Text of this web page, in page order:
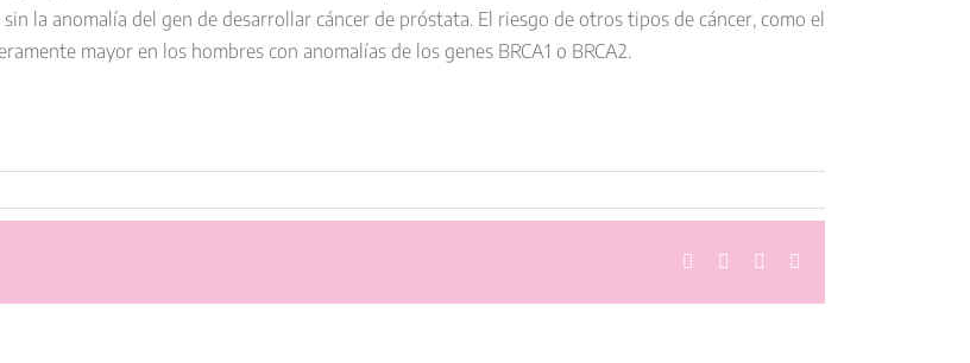
la anomalía del gen de desarrollar cáncer de próstata. El riesgo de otros tipos de cáncer, como el
mayor en los hombres con anomalías de los genes BRCA1 o BRCA2.
Facebook
TwitterLinkedIn